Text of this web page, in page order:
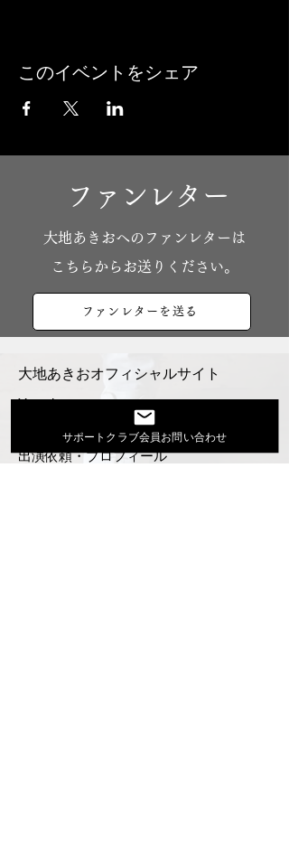
このイベントをシェア
ファンレター
​大地あきおへのファンレターは
こちらからお送りください。
ファンレターを送る
大地あきおオフィシャルサイト
Youtube
出演依頼・プロフィール
サポートクラブ会員お問い合わせ